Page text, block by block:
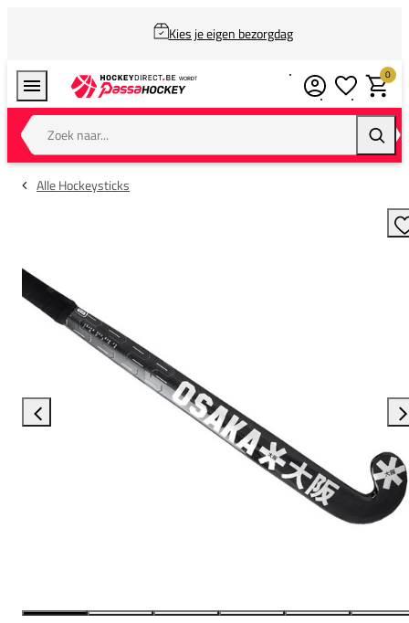
Kies je eigen bezorgdag
Zoek naar...
0
Alle Hockeysticks